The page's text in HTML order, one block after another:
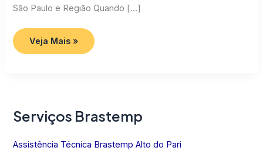
São Paulo e Região Quando […]
Assistência
Técnica
Brastemp
Veja Mais »
Serviços Brastemp
Assistência Técnica Brastemp Alto do Pari